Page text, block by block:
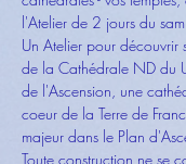
l'Atelier de 2 jours du
Un Atelier pour découvrir
de la Cathédrale ND du
de l'Ascension, une
coeur de la Terre de
majeur dans le Plan
Toute construction ne se